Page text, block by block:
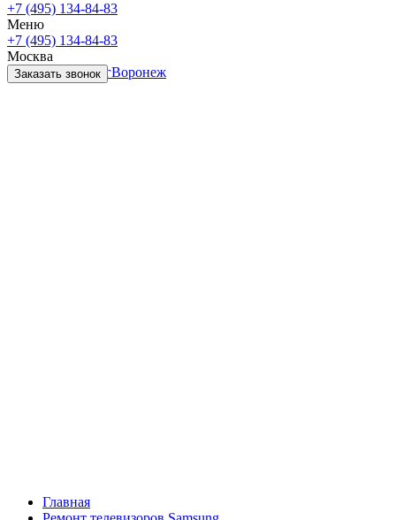
+7 (495) 134-84-83
Меню
+7 (495) 134-84-83
Москва
Санкт-ПетербургВоронеж
Заказать звонок
Главная